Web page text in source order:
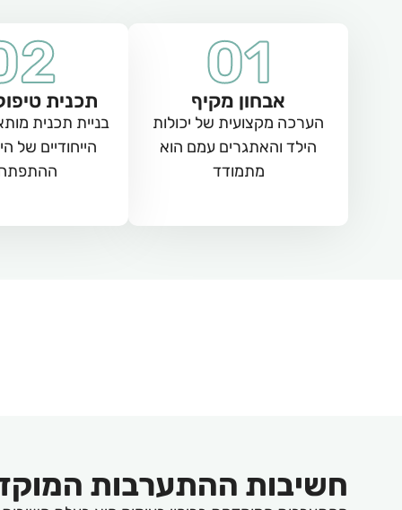
01
אבחון מקיף
הערכה מקצועית של יכולות
הילד והאתגרים עמם הוא
מתמודד
תכנית
בניית תכנית
הייחודיים של
חשיבות ההתערבות